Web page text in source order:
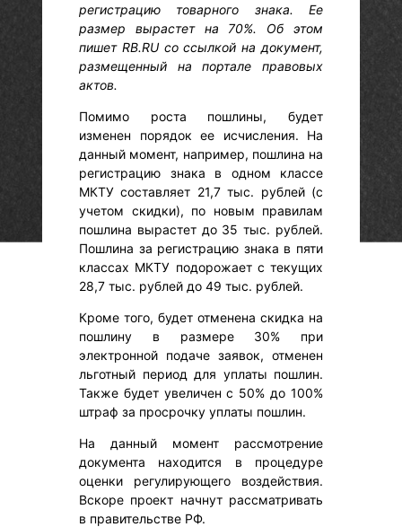
регистрацию товарного знака. Ее
размер вырастет на 70%. Об этом
пишет RB.RU со ссылкой на документ,
размещенный на портале правовых
актов.
Помимо роста пошлины, будет
изменен порядок ее исчисления. На
данный момент, например, пошлина на
регистрацию знака в одном классе
МКТУ составляет 21,7 тыс. рублей (с
учетом скидки), по новым правилам
пошлина вырастет до 35 тыс. рублей.
Пошлина за регистрацию знака в пяти
классах МКТУ подорожает с текущих
28,7 тыс. рублей до 49 тыс. рублей.
Кроме того, будет отменена скидка на
пошлину в размере 30% при
электронной подаче заявок, отменен
льготный период для уплаты пошлин.
Также будет увеличен с 50% до 100%
штраф за просрочку уплаты пошлин.
На данный момент рассмотрение
документа находится в процедуре
оценки регулирующего воздействия.
Вскоре проект начнут рассматривать
в правительстве РФ.